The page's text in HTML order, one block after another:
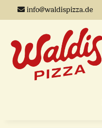
info@waldispizza.de